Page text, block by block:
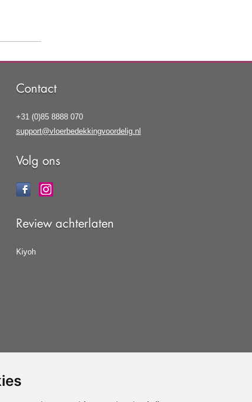
Contact
+31 (0)85 8888 070
support@vloerbedekkingvoordelig.nl
Volg ons
Review achterlaten
Kiyoh
algemene voorwaarden